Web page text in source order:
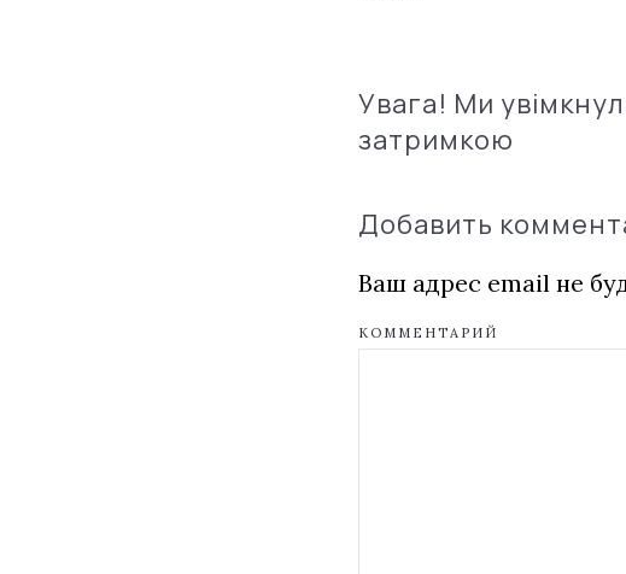
Увага! Ми
затримкою
Добавить
Ваш адрес email не
КОММЕНТАРИЙ